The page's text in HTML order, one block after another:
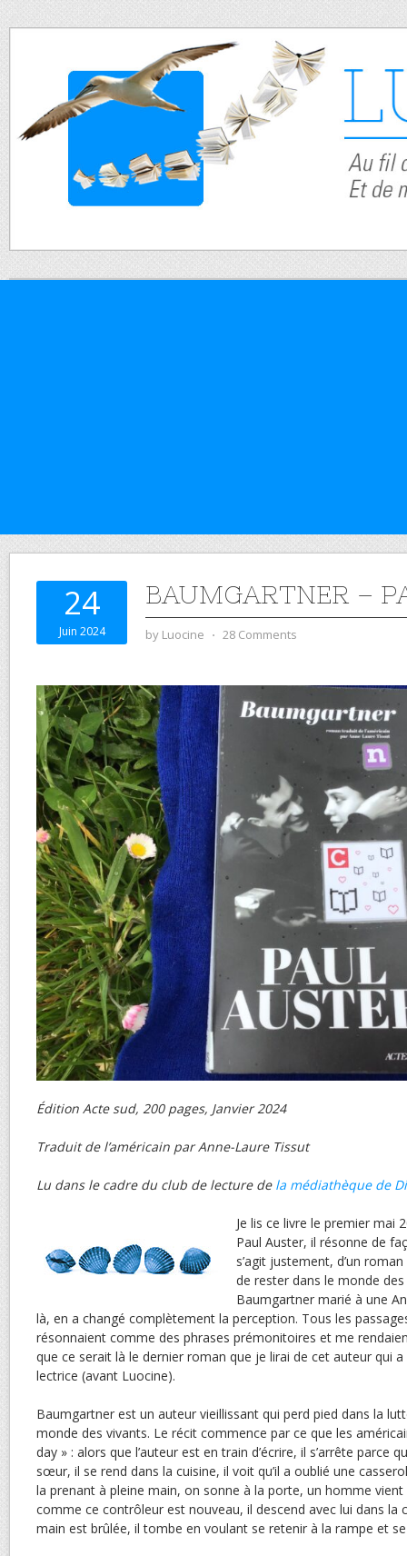
24
Juin 2024
BAUMGARTNER –
by Luocine ⋅ 28 Comments
Édition Acte sud, 200 pages, Janvier 2024
Traduit de l’américain par Anne-Laure Tissut
Lu dans le cadre du club de lecture de la médiathèque de
Je lis ce livre le premier mai
Paul Auster, il résonne de
s’agit justement, d’un
de rester dans le monde
Baumgartner marié à une
là, en a changé complètement la perception. Tous les
résonnaient comme des phrases prémonitoires et me
que ce serait là le dernier roman que je lirai de cet auteur qui
lectrice (avant Luocine).
Baumgartner est un auteur vieillissant qui perd pied dans la
monde des vivants. Le récit commence par ce que les
day » : alors que l’auteur est en train d’écrire, il s’arrête parce
sœur, il se rend dans la cuisine, il voit qu’il a oublié une
la prenant à pleine main, on sonne à la porte, un homme
comme ce contrôleur est nouveau, il descend avec lui dans la
main est brûlée, il tombe en voulant se retenir à la rampe et